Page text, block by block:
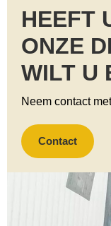
HEEFT
ONZE
WILT U
Neem contact
Contact